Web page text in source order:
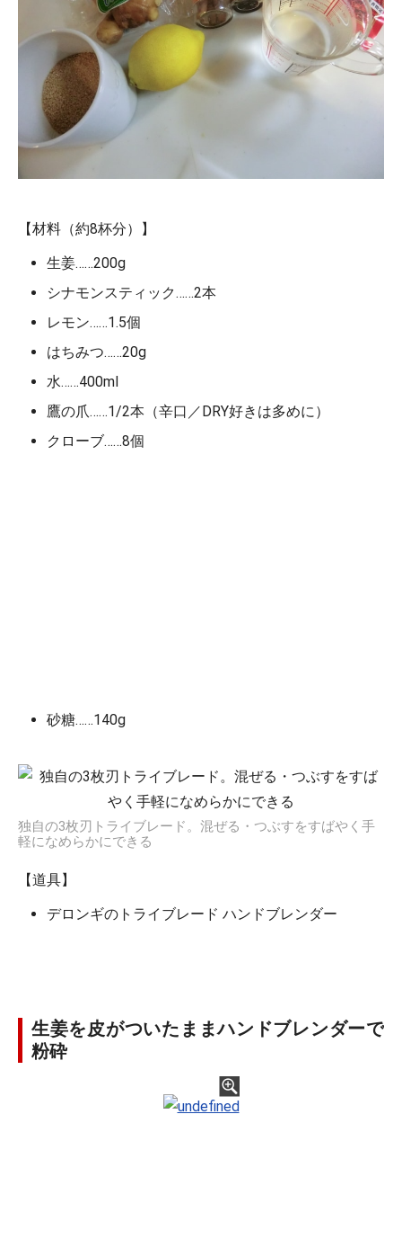
【材料（約8杯分）】
生姜……200g
シナモンスティック……2本
レモン……1.5個
はちみつ……20g
水……400ml
鷹の爪……1/2本（辛口／DRY好きは多めに）
クローブ……8個
砂糖……140g
独自の3枚刃トライブレード。混ぜる・つぶすをすばやく手
軽になめらかにできる
【道具】
デロンギのトライブレード ハンドブレンダー
生姜を皮がついたままハンドブレンダーで
粉砕